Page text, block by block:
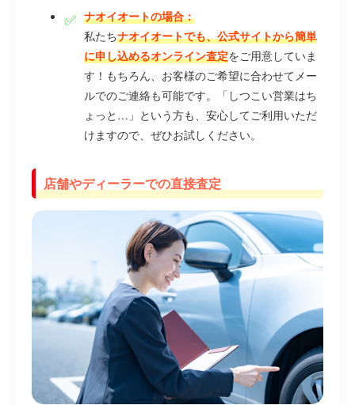
ナオイオートの場合：
私たちナオイオートでも、公式サイトから簡単
に申し込めるオンライン査定をご用意していま
す！もちろん、お客様のご希望に合わせてメー
ルでのご連絡も可能です。「しつこい営業はち
ょっと…」という方も、安心してご利用いただ
けますので、ぜひお試しください。
店舗やディーラーでの直接査定